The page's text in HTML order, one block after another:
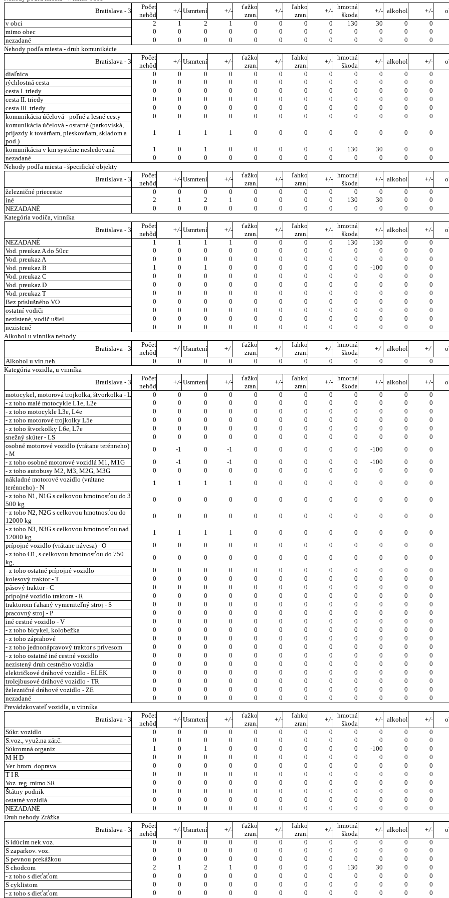
Bratislava - 3
Počet
nehôd
+/- Usmrtení +/-
ťažko
zran.
+/-
ľahko
zran.
+/-
hmotná
škoda
+/- alkohol +/-
v obci
2 1 2 1 0 0 0 0 130 30 0 0
mimo obec
0 0 0 0 0 0 0 0 0 0 0 0
nezadané
0 0 0 0 0 0 0 0 0 0 0 0
Nehody podľa miesta - druh komunikácie
Bratislava - 3
Počet
nehôd
+/- Usmrtení +/-
ťažko
zran.
+/-
ľahko
zran.
+/-
hmotná
škoda
+/- alkohol +/-
diaľnica
0 0 0 0 0 0 0 0 0 0 0 0
rýchlostná cesta
0 0 0 0 0 0 0 0 0 0 0 0
cesta I. triedy
0 0 0 0 0 0 0 0 0 0 0 0
cesta II. triedy
0 0 0 0 0 0 0 0 0 0 0 0
cesta III. triedy
0 0 0 0 0 0 0 0 0 0 0 0
komunikácia účelová - poľné a lesné cesty
0 0 0 0 0 0 0 0 0 0 0 0
komunikácia účelová - ostatné (parkoviská,
príjazdy k továrňam, pieskovňam, skladom a
pod.)
1 1 1 1 0 0 0 0 0 0 0 0
komunikácia v km systéme nesledovaná 1 0 1 0 0 0 0 0 130 30 0 0
nezadané
0 0 0 0 0 0 0 0 0 0 0 0
Nehody podľa miesta - špecifické objekty
Bratislava - 3
Počet
nehôd
+/- Usmrtení +/-
ťažko
zran.
+/-
ľahko
zran.
+/-
hmotná
škoda
+/- alkohol +/-
železničné priecestie
0 0 0 0 0 0 0 0 0 0 0 0
iné
2 1 2 1 0 0 0 0 130 30 0 0
NEZADANÉ
0 0 0 0 0 0 0 0 0 0 0 0
Kategória vodiča, vinníka
Bratislava - 3
Počet
nehôd
+/- Usmrtení +/-
ťažko
zran.
+/-
ľahko
zran.
+/-
hmotná
škoda
+/- alkohol +/-
NEZADANÉ
1 1 1 1 0 0 0 0 130 130 0 0
Vod. preukaz A do 50cc
0 0 0 0 0 0 0 0 0 0 0 0
Vod. preukaz A
0 0 0 0 0 0 0 0 0 0 0 0
Vod. preukaz B
1 0 1 0 0 0 0 0 0 -100 0 0
Vod. preukaz C
0 0 0 0 0 0 0 0 0 0 0 0
Vod. preukaz D
0 0 0 0 0 0 0 0 0 0 0 0
Vod. preukaz T
0 0 0 0 0 0 0 0 0 0 0 0
Bez príslušného VO
0 0 0 0 0 0 0 0 0 0 0 0
ostatní vodiči
0 0 0 0 0 0 0 0 0 0 0 0
nezistené, vodič ušiel
0 0 0 0 0 0 0 0 0 0 0 0
nezistené
0 0 0 0 0 0 0 0 0 0 0 0
Alkohol u vinníka nehody
Bratislava - 3
Počet
nehôd
+/- Usmrtení +/-
ťažko
zran.
+/-
ľahko
zran.
+/-
hmotná
škoda
+/- alkohol +/-
Alkohol u vin.neh.
0 0 0 0 0 0 0 0 0 0 0 0
Kategória vozidla, u vinníka
Bratislava - 3
Počet
nehôd
+/- Usmrtení +/-
ťažko
zran.
+/-
ľahko
zran.
+/-
hmotná
škoda
+/- alkohol +/-
motocykel, motorová trojkolka, štvorkolka - L
0 0 0 0 0 0 0 0 0 0 0 0
- z toho malé motocykle L1e, L2e
0 0 0 0 0 0 0 0 0 0 0 0
- z toho motocykle L3e, L4e
0 0 0 0 0 0 0 0 0 0 0 0
- z toho motorové trojkolky L5e
0 0 0 0 0 0 0 0 0 0 0 0
- z toho štvorkolky L6e, L7e
0 0 0 0 0 0 0 0 0 0 0 0
snežný skúter - LS
0 0 0 0 0 0 0 0 0 0 0 0
osobné motorové vozidlo (vrátane terénneho)
- M
0 -1 0 -1 0 0 0 0 0 -100 0 0
- z toho osobné motorové vozidlá M1, M1G
0 -1 0 -1 0 0 0 0 0 -100 0 0
- z toho autobusy M2, M3, M2G, M3G
0 0 0 0 0 0 0 0 0 0 0 0
nákladné motorové vozidlo (vrátane
terénneho) - N
1 1 1 1 0 0 0 0 0 0 0 0
- z toho N1, N1G s celkovou hmotnosťou do 3
500 kg
0 0 0 0 0 0 0 0 0 0 0 0
- z toho N2, N2G s celkovou hmotnosťou do
12000 kg
0 0 0 0 0 0 0 0 0 0 0 0
- z toho N3, N3G s celkovou hmotnosťou nad
12000 kg
1 1 1 1 0 0 0 0 0 0 0 0
prípojné vozidlo (vrátane návesa) - O
0 0 0 0 0 0 0 0 0 0 0 0
- z toho O1, s celkovou hmotnosťou do 750
kg,
0 0 0 0 0 0 0 0 0 0 0 0
- z toho ostatné prípojné vozidlo
0 0 0 0 0 0 0 0 0 0 0 0
kolesový traktor - T
0 0 0 0 0 0 0 0 0 0 0 0
pásový traktor - C
0 0 0 0 0 0 0 0 0 0 0 0
prípojné vozidlo traktora - R
0 0 0 0 0 0 0 0 0 0 0 0
traktorom ťahaný vymeniteľný stroj - S
0 0 0 0 0 0 0 0 0 0 0 0
pracovný stroj - P
0 0 0 0 0 0 0 0 0 0 0 0
iné cestné vozidlo - V
0 0 0 0 0 0 0 0 0 0 0 0
- z toho bicykel, kolobežka
0 0 0 0 0 0 0 0 0 0 0 0
- z toho záprahové
0 0 0 0 0 0 0 0 0 0 0 0
- z toho jednonápravový traktor s prívesom
0 0 0 0 0 0 0 0 0 0 0 0
- z toho ostatné iné cestné vozidlo
0 0 0 0 0 0 0 0 0 0 0 0
nezistený druh cestného vozidla
0 0 0 0 0 0 0 0 0 0 0 0
električkové dráhové vozidlo - ELEK
0 0 0 0 0 0 0 0 0 0 0 0
trolejbusové dráhové vozidlo - TR
0 0 0 0 0 0 0 0 0 0 0 0
železničné dráhové vozidlo - ZE
0 0 0 0 0 0 0 0 0 0 0 0
nezadané
0 0 0 0 0 0 0 0 0 0 0 0
Prevádzkovateľ vozidla, u vinníka
Bratislava - 3
Počet
nehôd
+/- Usmrtení +/-
ťažko
zran.
+/-
ľahko
zran.
+/-
hmotná
škoda
+/- alkohol +/-
Súkr. vozidlo
0 0 0 0 0 0 0 0 0 0 0 0
S.voz., využ.na zár.č.
0 0 0 0 0 0 0 0 0 0 0 0
Súkromná organiz.
1 0 1 0 0 0 0 0 0 -100 0 0
M H D
0 0 0 0 0 0 0 0 0 0 0 0
Ver. hrom. doprava
0 0 0 0 0 0 0 0 0 0 0 0
T I R
0 0 0 0 0 0 0 0 0 0 0 0
Voz. reg. mimo SR
0 0 0 0 0 0 0 0 0 0 0 0
Štátny podnik
0 0 0 0 0 0 0 0 0 0 0 0
ostatné vozidlá
0 0 0 0 0 0 0 0 0 0 0 0
NEZADANÉ
0 0 0 0 0 0 0 0 0 0 0 0
Druh nehody Zrážka
Bratislava - 3
Počet
nehôd
+/- Usmrtení +/-
ťažko
zran.
+/-
ľahko
zran.
+/-
hmotná
škoda
+/- alkohol +/-
S idúcim nek.voz.
0 0 0 0 0 0 0 0 0 0 0 0
S zaparkov. voz.
0 0 0 0 0 0 0 0 0 0 0 0
S pevnou prekážkou
0 0 0 0 0 0 0 0 0 0 0 0
S chodcom
2 1 2 1 0 0 0 0 130 30 0 0
- z toho s dieťaťom
0 0 0 0 0 0 0 0 0 0 0 0
S cyklistom
0 0 0 0 0 0 0 0 0 0 0 0
- z toho s dieťaťom
0 0 0 0 0 0 0 0 0 0 0 0